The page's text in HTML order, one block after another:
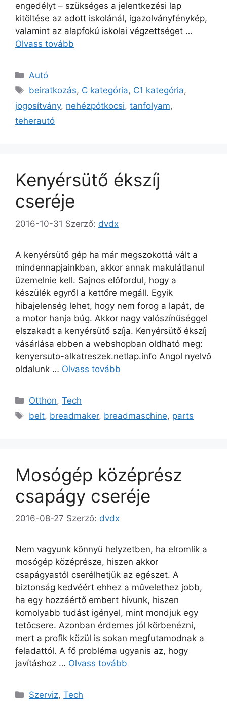
engedélyt – szükséges a jelentkezési lap
kitöltése az adott iskolánál, igazolványfénykép,
valamint az alapfokú iskolai végzettséget …
Olvass tovább
Kategória
Autó
Címkék
beiratkozás, C kategória, C1 kategória,
jogosítvány, nehézpótkocsi, tanfolyam,
teherautó
Kenyérsütő ékszíj
cseréje
2016-10-31 Szerző: dvdx
A kenyérsütő gép ha már megszokottá vált a
mindennapjainkban, akkor annak makulátlanul
üzemelnie kell. Sajnos előfordul, hogy a
készülék egyről a kettőre megáll. Egyik
hibajelenség lehet, hogy nem forog a lapát, de
a motor hanja búg. Akkor nagy valószínűséggel
elszakadt a kenyérsütő szíja. Kenyérsütő ékszíj
vásárlása ebben a webshopban oldható meg:
kenyersuto-alkatreszek.netlap.info Angol nyelvő
oldalunk … Olvass tovább
Kategória
Otthon,Tech
Címkék
belt, breadmaker, breadmaschine, parts
Mosógép középrész
csapágy cseréje
2016-08-27 Szerző: dvdx
Nem vagyunk könnyű helyzetben, ha elromlik a
mosógép középrésze, hiszen akkor
csapágyastól cserélhetjük az egészet. A
biztonság kedvéért ehhez a művelethez jobb,
ha egy hozzáértő embert hívunk, hiszen
komolyabb tudást igényel, mint mondjuk egy
tetőcsere. Azonban érdemes jól körbenézni,
mert a profik közül is sokan megfutamodnak a
feladattól. A fő probléma ugyanis az, hogy
javításhoz … Olvass tovább
Kategória
Szerviz,Tech